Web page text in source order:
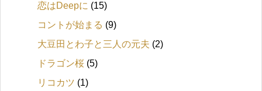
恋はDeepに (15)
コントが始まる (9)
大豆田とわ子と三人の元夫 (2)
ドラゴン桜 (5)
リコカツ (1)